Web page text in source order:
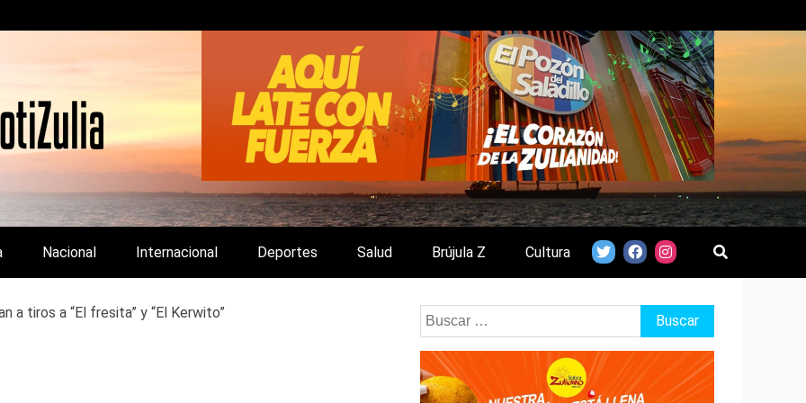
Y DE INTERÉS GENERAL.
Nacional Internacional Deportes Salud Brújula Z Cultura
a tiros a “El fresita” y “El Kerwito” Buscar: